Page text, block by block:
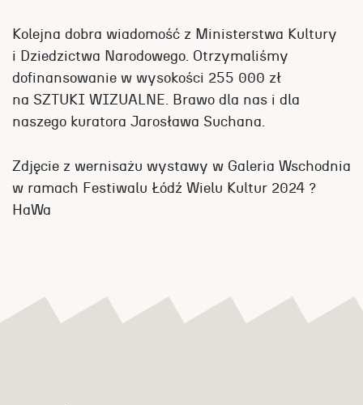
Kolejna dobra wiadomość z Ministerstwa Kultury
i Dziedzictwa Narodowego. Otrzymaliśmy
dofinansowanie w wysokości 255 000 zł
na SZTUKI WIZUALNE. Brawo dla nas i dla
naszego kuratora Jarosława Suchana.
Zdjęcie z wernisażu wystawy w Galeria Wschodnia
w ramach Festiwalu Łódź Wielu Kultur 2024 ?
HaWa